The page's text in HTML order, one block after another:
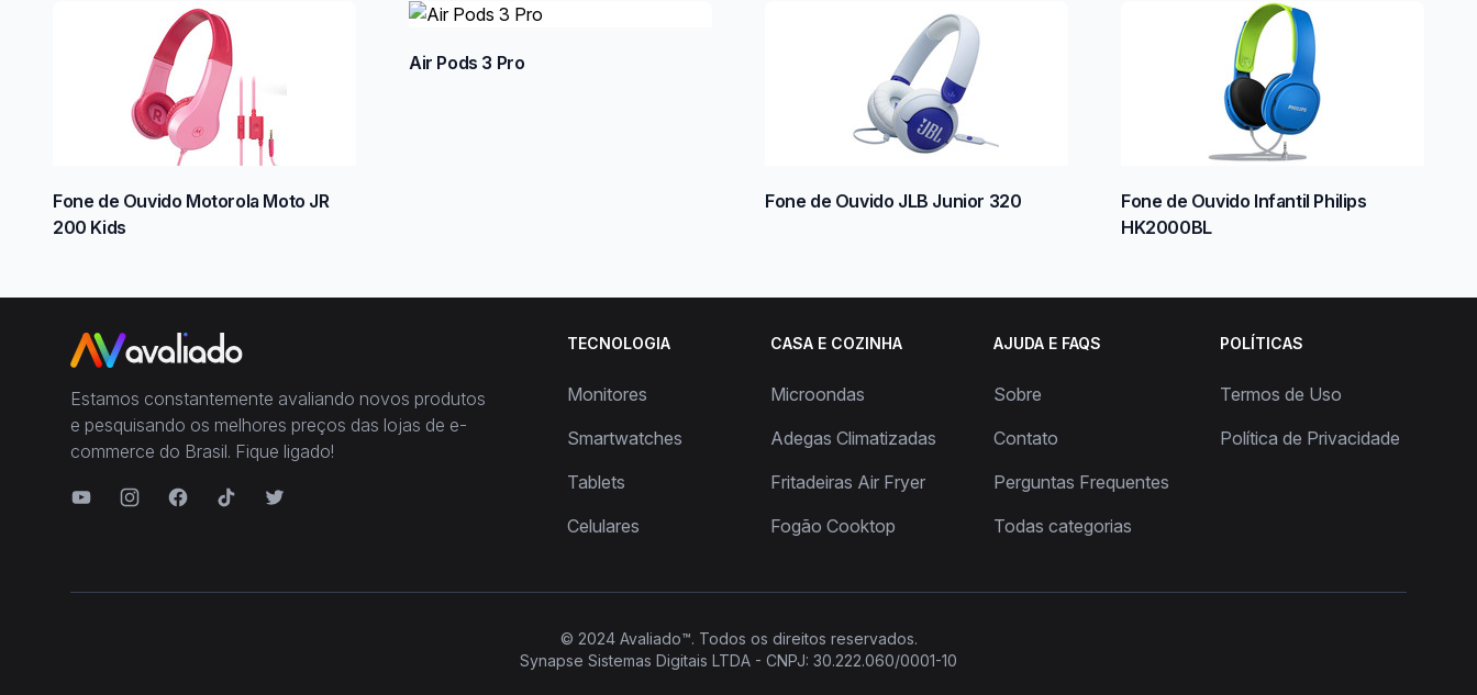
Fone de Ouvido Motorola Moto JR
200 Kids
Air Pods 3 Pro
Fone de Ouvido JLB Junior 320
Fone de Ouvido Infantil Philips
HK2000BL
Estamos constantemente avaliando novos produtos
e pesquisando os melhores preços das lojas de e-
commerce do Brasil. Fique ligado!
TECNOLOGIA
Monitores
Smartwatches
Tablets
Celulares
CASA E COZINHA
Microondas
Adegas Climatizadas
Fritadeiras Air Fryer
Fogão Cooktop
AJUDA E FAQS
Sobre
Contato
Perguntas Frequentes
Todas categorias
POLÍTICAS
Termos de Uso
Política de Privacidade
© 2024 Avaliado™. Todos os direitos reservados.
Synapse Sistemas Digitais LTDA - CNPJ: 30.222.060/0001-10